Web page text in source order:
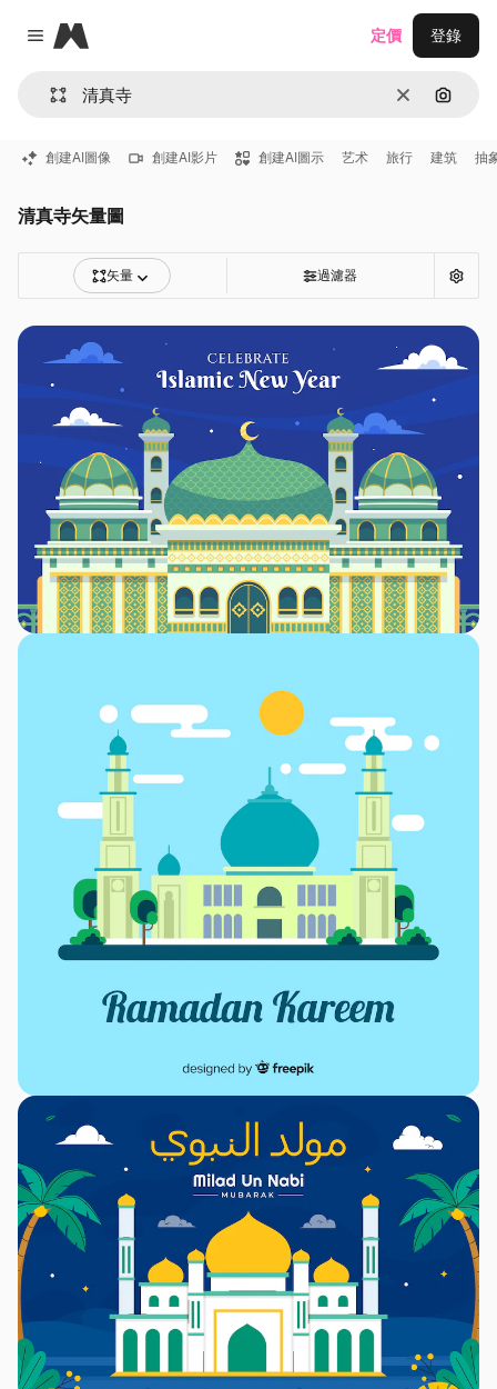
Close menu
Magnific
清除 通過圖
定價 登錄
創建AI圖像 創建AI影片 創建AI圖示 艺术 旅行 建筑 抽
清真寺矢量圖
矢量 過濾器